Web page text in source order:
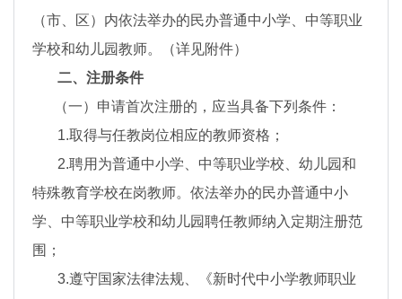
（市、区）内依法举办的民办普通中小学、中等职业
学校和幼儿园教师。（详见附件）
二、注册条件
（一）申请首次注册的，应当具备下列条件：
1.取得与任教岗位相应的教师资格；
2.聘用为普通中小学、中等职业学校、幼儿园和
特殊教育学校在岗教师。依法举办的民办普通中小
学、中等职业学校和幼儿园聘任教师纳入定期注册范
围；
3.遵守国家法律法规、《新时代中小学教师职业